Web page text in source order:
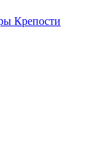
Крепости